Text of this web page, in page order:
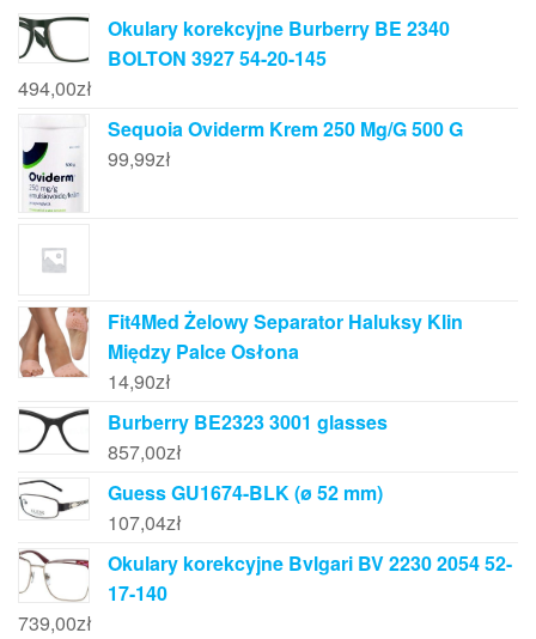
Okulary korekcyjne Burberry BE 2340
BOLTON 3927 54-20-145
494,00zł
Sequoia Oviderm Krem 250 Mg/G 500 G
99,99zł
Fit4Med Żelowy Separator Haluksy Klin
Między Palce Osłona
14,90zł
Burberry BE2323 3001 glasses
857,00zł
Guess GU1674-BLK (ø 52 mm)
107,04zł
Okulary korekcyjne Bvlgari BV 2230 2054 52-
17-140
739,00zł